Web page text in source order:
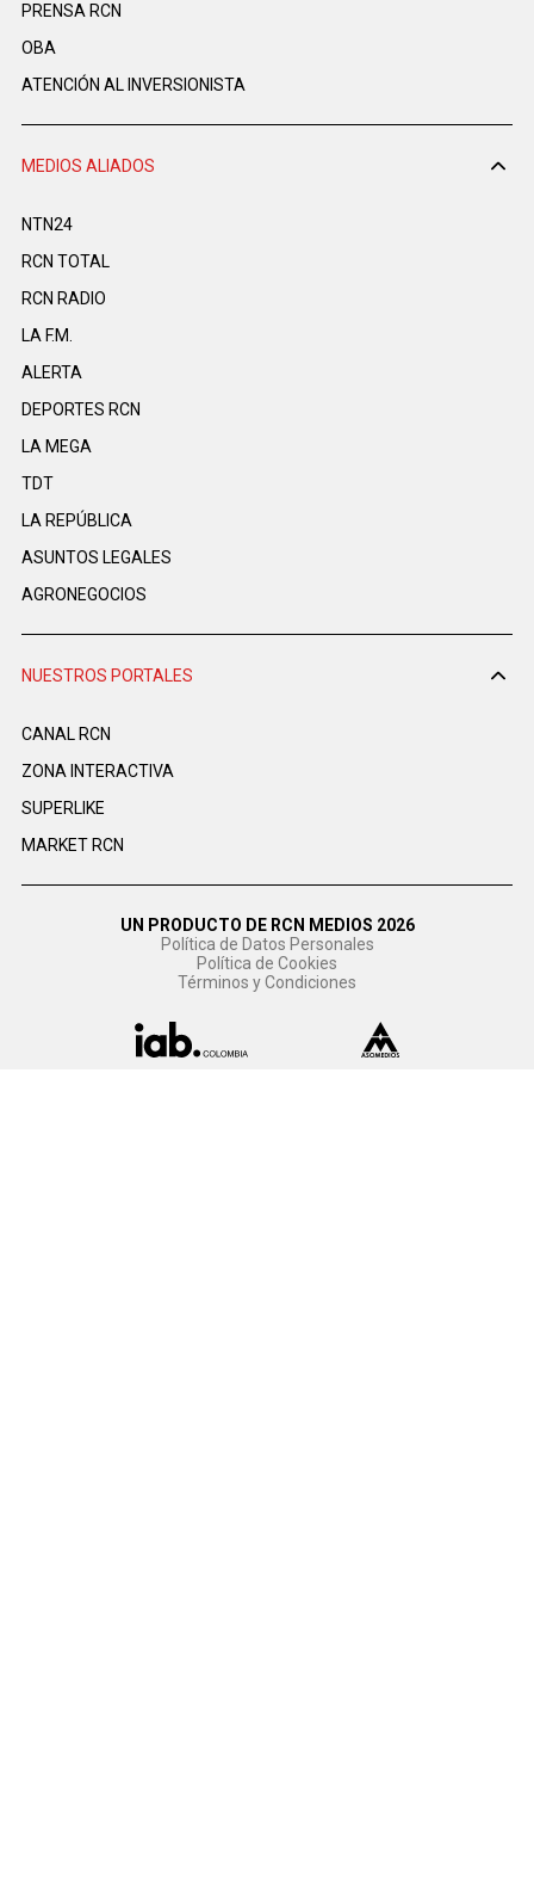
PRENSA RCN
OBA
ATENCIÓN AL INVERSIONISTA
MEDIOS ALIADOS
NTN24
RCN TOTAL
RCN RADIO
LA F.M.
ALERTA
DEPORTES RCN
LA MEGA
TDT
LA REPÚBLICA
ASUNTOS LEGALES
AGRONEGOCIOS
NUESTROS PORTALES
CANAL RCN
ZONA INTERACTIVA
SUPERLIKE
MARKET RCN
UN PRODUCTO DE RCN MEDIOS 2026
Política de Datos Personales
Política de Cookies
Términos y Condiciones